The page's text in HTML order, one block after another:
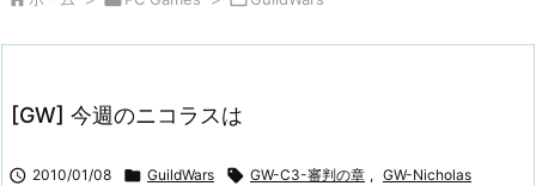
[GW] 今週のニコラスは
 2010/01/08  GuildWars  GW-C3-審判の章 , GW-Nicholas